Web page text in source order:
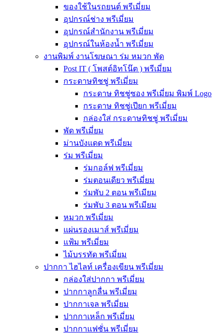
ของใช้ในรถยนต์ พรีเมี่ยม
อุปกรณ์ช่าง พรีเมี่ยม
อุปกรณ์สำนักงาน พรีเมี่ยม
อุปกรณ์ในห้องน้ำ พรีเมี่ยม
งานพิมพ์ งานโฆษณา ร่ม หมวก พัด
Post IT ( โพสต์อิทโน๊ต ) พรีเมี่ยม
กระดาษทิชชู่ พรีเมี่ยม
กระดาษ ทิชชู่ซอง พรีเมี่ยม พิมพ์ Logo
กระดาษ ทิชชู่เปียก พรีเมี่ยม
กล่องใส่ กระดาษทิชชู่ พรีเมี่ยม
พัด พรีเมี่ยม
ม่านบังแดด พรีเมี่ยม
ร่ม พรีเมี่ยม
ร่มกอล์ฟ พรีเมี่ยม
ร่มตอนเดียว พรีเมี่ยม
ร่มพับ 2 ตอน พรีเมียม
ร่มพับ 3 ตอน พรีเมียม
หมวก พรีเมี่ยม
แผ่นรองเมาส์ พรีเมี่ยม
แฟ้ม พรีเมี่ยม
ไม้บรรทัด พรีเมี่ยม
ปากกา ไฮไลท์ เครื่องเขียน พรีเมี่ยม
กล่องใส่ปากกา พรีเมี่ยม
ปากกาลูกลื่น พรีเมี่ยม
ปากกาเจล พรีเมี่ยม
ปากกาเหล็ก พรีเมี่ยม
ปากกาแฟชั่น พรีเมี่ยม